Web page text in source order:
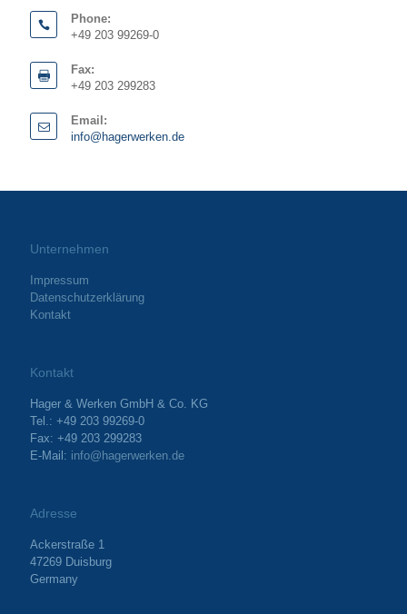
Phone:
+49 203 99269-0
Fax:
+49 203 299283
Email:
info@hagerwerken.de
Unternehmen
Impressum
Datenschutzerklärung
Kontakt
Kontakt
Hager & Werken GmbH & Co. KG
Tel.: +49 203 99269-0
Fax: +49 203 299283
E-Mail: info@hagerwerken.de
Adresse
Ackerstraße 1
47269 Duisburg
Germany